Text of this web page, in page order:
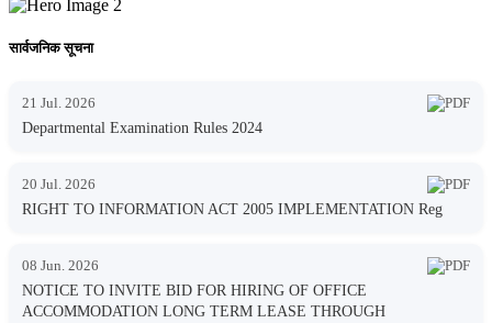
सार्वजनिक सूचना
21 Jul. 2026
Departmental Examination Rules 2024
20 Jul. 2026
RIGHT TO INFORMATION ACT 2005 IMPLEMENTATION Reg
08 Jun. 2026
NOTICE TO INVITE BID FOR HIRING OF OFFICE
ACCOMMODATION LONG TERM LEASE THROUGH